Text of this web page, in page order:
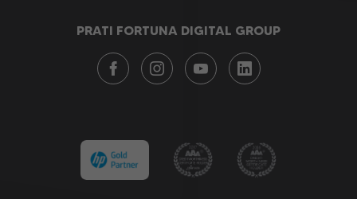
PRATI FORTUNA DIGITAL GROUP